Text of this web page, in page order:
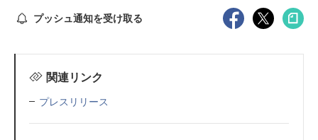
プッシュ通知を受け取る
関連リンク
プレスリリース